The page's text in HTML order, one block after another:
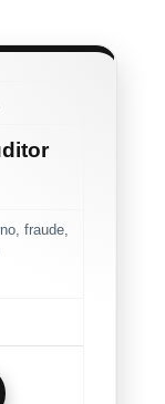
fraude,